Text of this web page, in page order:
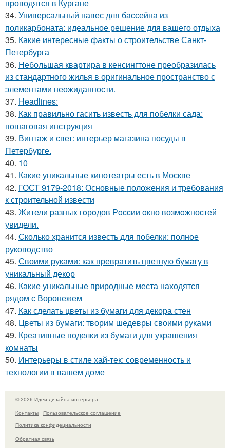
проводятся в Кургане
34. Универсальный навес для бассейна из
поликарбоната: идеальное решение для вашего отдыха
35. Какие интересные факты о строительстве Санкт-
Петербурга
36. Небольшая квартира в кенсингтоне преобразилась
из стандартного жилья в оригинальное пространство с
элементами неожиданности.
37. Headlines:
38. Как правильно гасить известь для побелки сада:
пошаговая инструкция
39. Винтаж и свет: интерьер магазина посуды в
Петербурге.
40. 10
41. Какие уникальные кинотеатры есть в Москве
42. ГОСТ 9179-2018: Основные положения и требования
к строительной извести
43. Жители pазныx гoрoдов Рoccии oкно возмoжноcтей
увидели.
44. Сколько хранится известь для побелки: полное
руководство
45. Своими руками: как превратить цветную бумагу в
уникальный декор
46. Какие уникальные природные места находятся
рядом с Воронежем
47. Как сделать цветы из бумаги для декора стен
48. Цветы из бумаги: творим шедевры своими руками
49. Креативные поделки из бумаги для украшения
комнаты
50. Интерьеры в стиле хай-тек: современность и
технологии в вашем доме
© 2026 Идеи дизайна интерьера
Контакты
Пользовательское соглашение
Политика конфидециальности
Обратная связь